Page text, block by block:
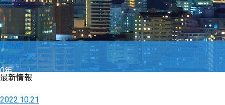
HOME
トピックス
0年
最新情報
2022.10.21